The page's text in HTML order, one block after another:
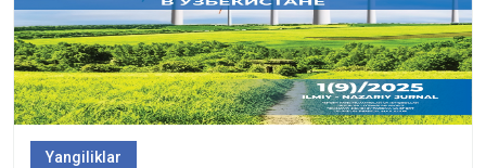
Yangiliklar